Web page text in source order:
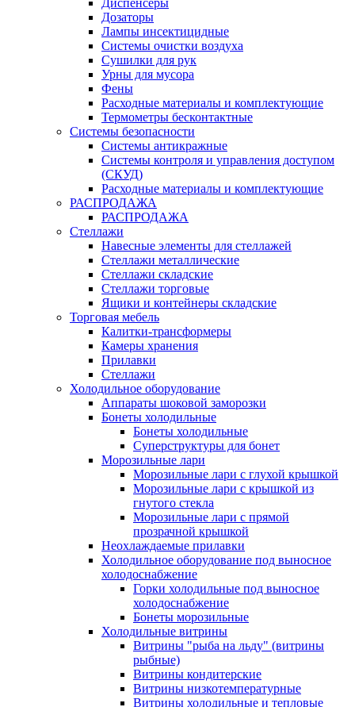
Диспенсеры
Дозаторы
Лампы инсектицидные
Системы очистки воздуха
Сушилки для рук
Урны для мусора
Фены
Расходные материалы и комплектующие
Термометры бесконтактные
Системы безопасности
Системы антикражные
Системы контроля и управления доступом
(СКУД)
Расходные материалы и комплектующие
РАСПРОДАЖА
РАСПРОДАЖА
Стеллажи
Навесные элементы для стеллажей
Стеллажи металлические
Стеллажи складские
Стеллажи торговые
Ящики и контейнеры складские
Торговая мебель
Калитки-трансформеры
Камеры хранения
Прилавки
Стеллажи
Холодильное оборудование
Аппараты шоковой заморозки
Бонеты холодильные
Бонеты холодильные
Суперструктуры для бонет
Морозильные лари
Морозильные лари с глухой крышкой
Морозильные лари с крышкой из
гнутого стекла
Морозильные лари с прямой
прозрачной крышкой
Неохлаждаемые прилавки
Холодильное оборудование под выносное
холодоснабжение
Горки холодильные под выносное
холодоснабжение
Бонеты морозильные
Холодильные витрины
Витрины "рыба на льду" (витрины
рыбные)
Витрины кондитерские
Витрины низкотемпературные
Витрины холодильные и тепловые